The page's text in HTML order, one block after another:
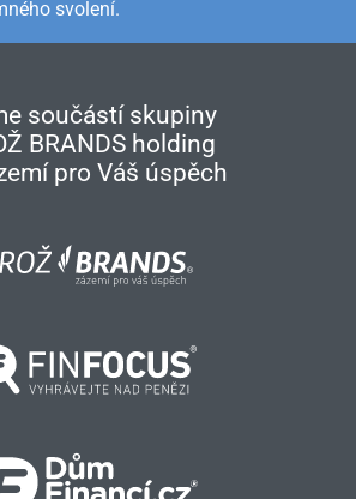
svolení.
součástí skupiny
BRANDS holding
pro Váš úspěch